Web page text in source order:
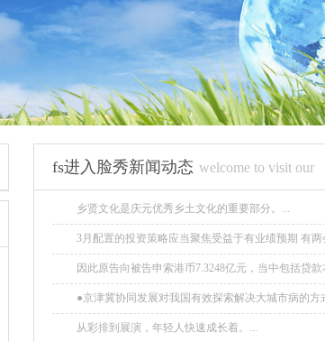
fs进入脸秀新闻动态 welcome to visit our
乡贤文化是庆元优秀乡土文化的重要部分。...
3月配置的投资策略应当聚焦受益于有业绩预期 有
型价值股。...
因此原告向被告申索港币7.3248亿元，当中包括贷
期利息港币逾18万元。...
●京津冀协同发展对我国有效探索解决大城市病的
市群布局和形态、走出一条人口和经济密集地区可
从彩排到展演，年轻人快速成长着。...